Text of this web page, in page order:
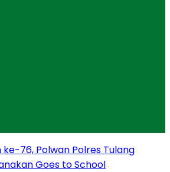
76, Polwan Polres Tulang
Goes to School